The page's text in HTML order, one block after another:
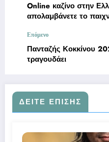
Online καζίνο στην
απολαμβάνετε το
Επόμενο
Πανταζής Κοκκίνου
τραγουδάει
ΔΕΊΤΕ ΕΠΊΣΗΣ